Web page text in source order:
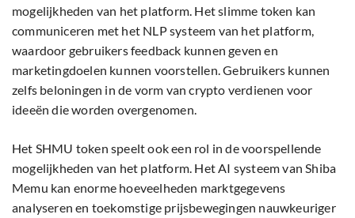
mogelijkheden van het platform. Het slimme token kan
communiceren met het NLP systeem van het platform,
waardoor gebruikers feedback kunnen geven en
marketingdoelen kunnen voorstellen. Gebruikers kunnen
zelfs beloningen in de vorm van crypto verdienen voor
ideeën die worden overgenomen.
Het SHMU token speelt ook een rol in de voorspellende
mogelijkheden van het platform. Het AI systeem van Shiba
Memu kan enorme hoeveelheden marktgegevens
analyseren en toekomstige prijsbewegingen nauwkeuriger